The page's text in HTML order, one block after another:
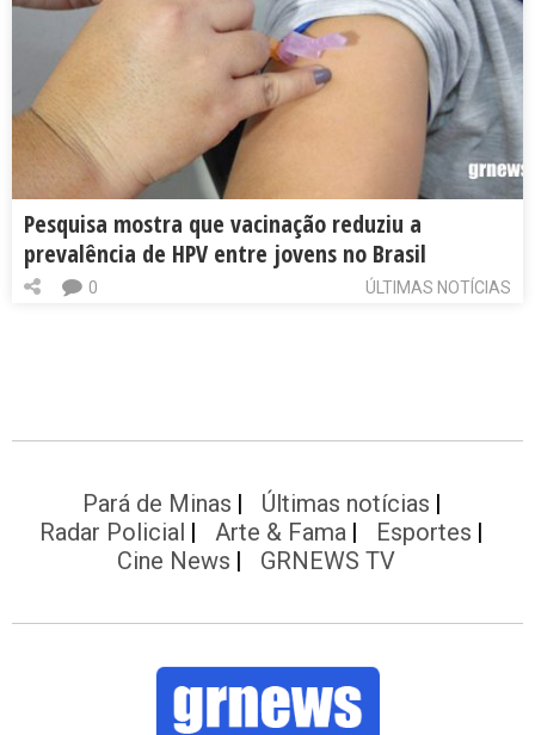
Pesquisa mostra que vacinação reduziu a
prevalência de HPV entre jovens no Brasil
ÚLTIMAS NOTÍCIAS
0
Pará de Minas
Últimas notícias
Radar Policial
Arte & Fama
Esportes
Cine News
GRNEWS TV